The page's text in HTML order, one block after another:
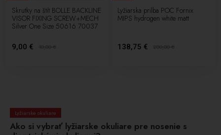
Skrutky na štít BOLLE BACKLINE
VISOR FIXING SCREW+MECH
Silver One Size 50616 70037
9,00 € 10,00€
Lyžiarska prilba POC Fornix
MIPS hydrogen white matt
138,75 € 200,00€
Lyžiarske okuliare
Ako si vybrať lyžiarske okuliare pre nosenie s